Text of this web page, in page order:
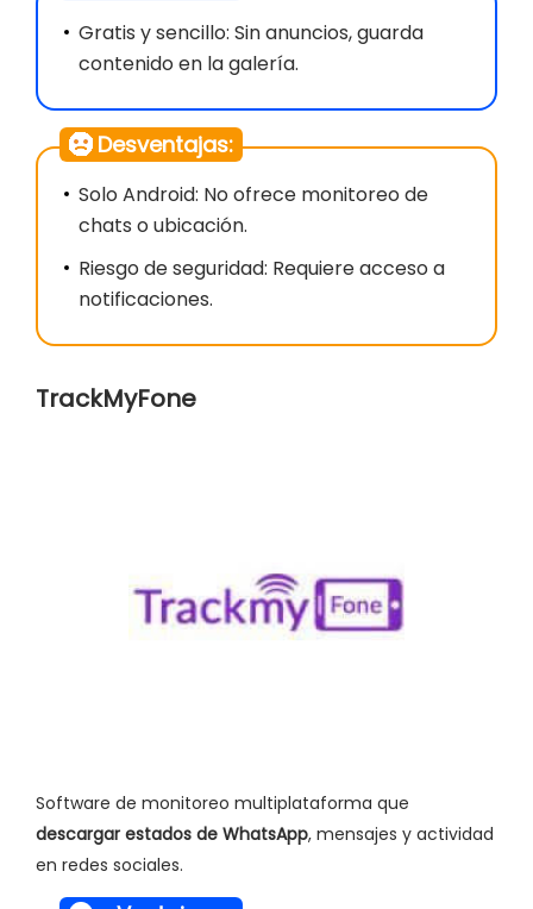
Gratis y sencillo: Sin anuncios, guarda
contenido en la galería.
Desventajas:
Solo Android: No ofrece monitoreo de
chats o ubicación.
Riesgo de seguridad: Requiere acceso a
notificaciones.
TrackMyFone
Software de monitoreo multiplataforma que
descargar estados de WhatsApp, mensajes y actividad
en redes sociales.